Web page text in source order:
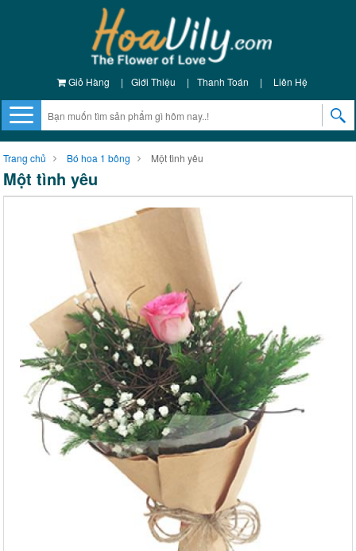
Giỏ Hàng | Giới Thiệu | Thanh Toán | Liên Hệ
Trang chủ Bó hoa 1 bông Một tình yêu
Một tình yêu